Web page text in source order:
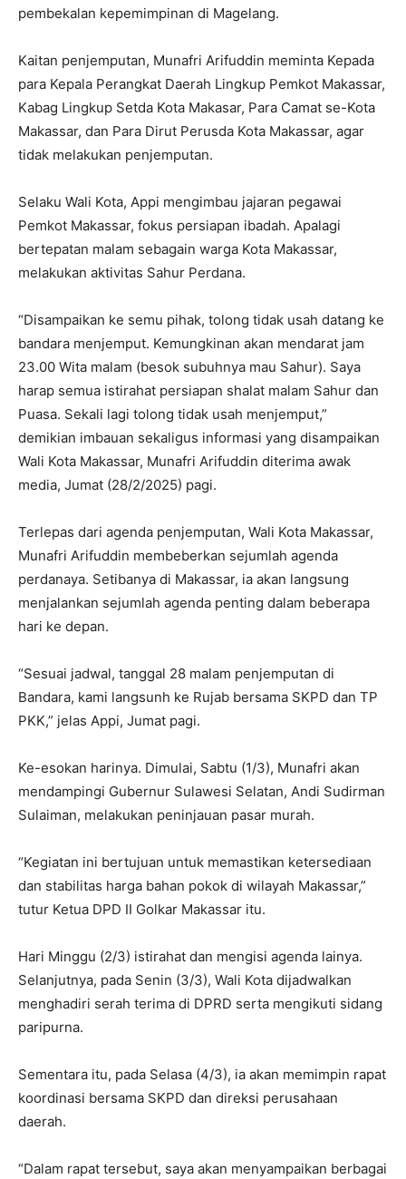
pembekalan kepemimpinan di Magelang.
Kaitan penjemputan, Munafri Arifuddin meminta Kepada
para Kepala Perangkat Daerah Lingkup Pemkot Makassar,
Kabag Lingkup Setda Kota Makasar, ⁠Para Camat se-Kota
Makassar, dan Para Dirut Perusda Kota Makassar, agar
tidak melakukan penjemputan.
Selaku Wali Kota, Appi mengimbau jajaran pegawai
Pemkot Makassar, fokus persiapan ibadah. Apalagi
bertepatan malam sebagain warga Kota Makassar,
melakukan aktivitas Sahur Perdana.
“Disampaikan ke semu pihak, tolong tidak usah datang ke
bandara menjemput. Kemungkinan akan mendarat jam
23.00 Wita malam (besok subuhnya mau Sahur). Saya
harap semua istirahat persiapan shalat malam Sahur dan
Puasa. Sekali lagi tolong tidak usah menjemput,”
demikian imbauan sekaligus informasi yang disampaikan
Wali Kota Makassar, Munafri Arifuddin diterima awak
media, Jumat (28/2/2025) pagi.
Terlepas dari agenda penjemputan, Wali Kota Makassar,
Munafri Arifuddin membeberkan sejumlah agenda
perdanaya. Setibanya di Makassar, ia akan langsung
menjalankan sejumlah agenda penting dalam beberapa
hari ke depan.
“Sesuai jadwal, tanggal 28 malam penjemputan di
Bandara, kami langsunh ke Rujab bersama SKPD dan TP
PKK,” jelas Appi, Jumat pagi.
Ke-esokan harinya. Dimulai, Sabtu (1/3), Munafri akan
mendampingi Gubernur Sulawesi Selatan, Andi Sudirman
Sulaiman, melakukan peninjauan pasar murah.
“Kegiatan ini bertujuan untuk memastikan ketersediaan
dan stabilitas harga bahan pokok di wilayah Makassar,”
tutur Ketua DPD II Golkar Makassar itu.
Hari Minggu (2/3) istirahat dan mengisi agenda lainya.
Selanjutnya, pada Senin (3/3), Wali Kota dijadwalkan
menghadiri serah terima di DPRD serta mengikuti sidang
paripurna.
Sementara itu, pada Selasa (4/3), ia akan memimpin rapat
koordinasi bersama SKPD dan direksi perusahaan
daerah.
“Dalam rapat tersebut, saya akan menyampaikan berbagai